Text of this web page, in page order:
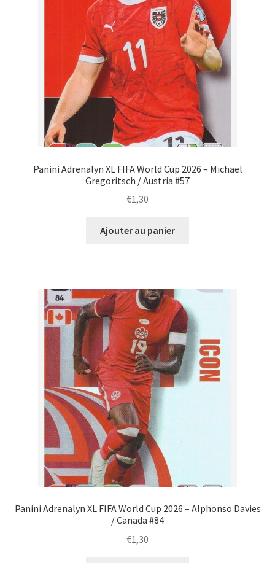
Panini Adrenalyn XL FIFA World Cup 2026 – Michael
Gregoritsch / Austria #57
€1,30
Ajouter au panier
Panini Adrenalyn XL FIFA World Cup 2026 – Alphonso Davies
/ Canada #84
€1,30